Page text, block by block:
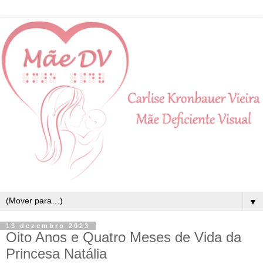
▼
13 dezembro 2023
Oito Anos e Quatro Meses de Vida da
Princesa Natália